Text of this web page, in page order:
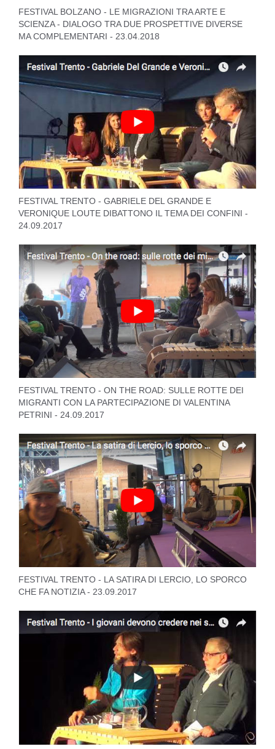
FESTIVAL BOLZANO - LE MIGRAZIONI TRA ARTE E
SCIENZA - DIALOGO TRA DUE PROSPETTIVE DIVERSE
MA COMPLEMENTARI - 23.04.2018
FESTIVAL TRENTO - GABRIELE DEL GRANDE E
VERONIQUE LOUTE DIBATTONO IL TEMA DEI CONFINI -
24.09.2017
FESTIVAL TRENTO - ON THE ROAD: SULLE ROTTE DEI
MIGRANTI CON LA PARTECIPAZIONE DI VALENTINA
PETRINI - 24.09.2017
FESTIVAL TRENTO - LA SATIRA DI LERCIO, LO SPORCO
CHE FA NOTIZIA - 23.09.2017